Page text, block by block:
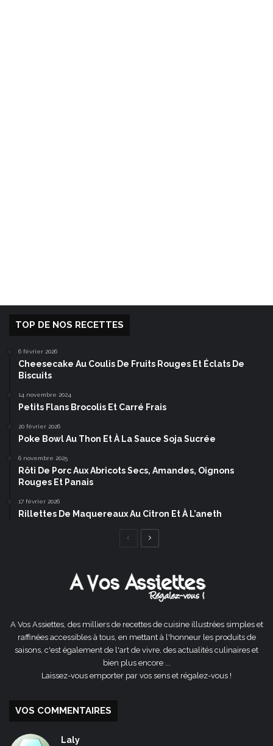
TOP DE NOS RECETTES
6 février 2026
Cheesecake Au Coulis De Fruits Rouges Et Éclats De
Biscuits
14 novembre 2024
Petits Flans Brocolis Et Carré Frais
20 février 2026
Poke Bowl Au Thon Et À La Sauce Soja Sucrée
6 novembre 2025
Rôti De Porc Aux Abricots Secs, Amandes, Oignons
Rouges Et Panais
17 février 2026
Rillettes De Maquereaux Au Citron Et À L’aneth
Page
A Vos Assiettes, des milliers de recettes de cuisine illustrées simples et
raffinées accessibles à tous, en mettant à l'honneur les produits de
saisons, c'est également de l'art de vivre, des actualités culinaires et
bien plus encore ...
Laissez-vous emporter par vos sens et régalez-vous !
VOS COMMENTAIRES
Laly